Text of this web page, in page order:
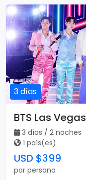
3 días
BTS Las Vegas
3 días / 2 noches
1 país(es)
USD $399
por persona